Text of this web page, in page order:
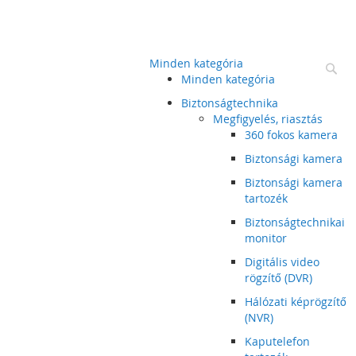
Minden kategória
Minden kategória
Biztonságtechnika
Megfigyelés, riasztás
360 fokos kamera
Biztonsági kamera
Biztonsági kamera
tartozék
Biztonságtechnikai
monitor
Digitális video
rögzítő (DVR)
Hálózati képrögzítő
(NVR)
Kaputelefon